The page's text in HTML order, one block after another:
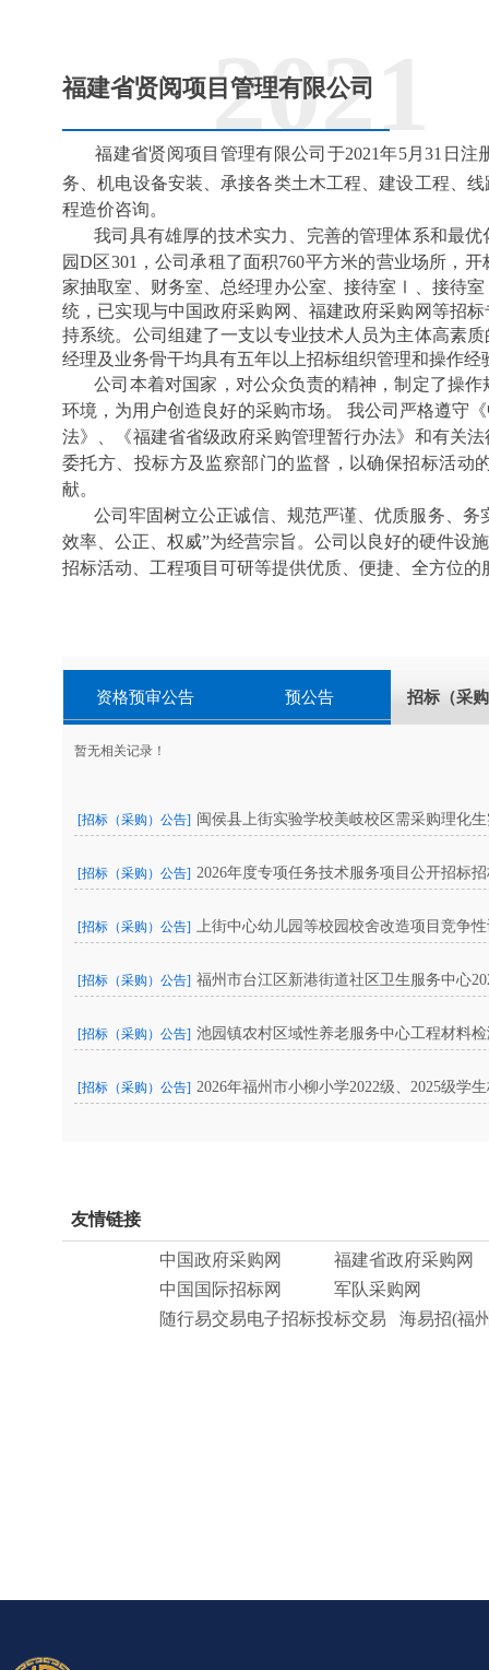
2021
福建省贤阅项目管理有限公司
福建省贤阅项目管理有限公司于2021年5月31日
务、机电设备安装、承接各类土木工程、建设工程、
程造价咨询。
我司具有雄厚的技术实力、完善的管理体系和最
园D区301，公司承租了面积760平方米的营业场所，
家抽取室、财务室、总经理办公室、接待室Ⅰ、接待
统，已实现与中国政府采购网、福建政府采购网等招
持系统。公司组建了一支以专业技术人员为主体高素
经理及业务骨干均具有五年以上招标组织管理和操作经
公司本着对国家，对公众负责的精神，制定了操
环境，为用户创造良好的采购市场。 我公司严格遵守
法》、《福建省省级政府采购管理暂行办法》和有关
委托方、投标方及监察部门的监督，以确保招标活动
献。
公司牢固树立公正诚信、规范严谨、优质服务、
效率、公正、权威”为经营宗旨。公司以良好的硬件设
招标活动、工程项目可研等提供优质、便捷、全方位的
资格预审公告 预公告 招标（采
暂无相关记录！
[招标（采购）公告] 闽侯县上街实验学校美岐校区需采购理化
[招标（采购）公告] 2026年度专项任务技术服务项目公开招标
[招标（采购）公告] 上街中心幼儿园等校园校舍改造项目竞争
[招标（采购）公告] 福州市台江区新港街道社区卫生服务中心
[招标（采购）公告] 池园镇农村区域性养老服务中心工程材料
[招标（采购）公告] 2026年福州市小柳小学2022级、2025级学
中国政府采购网
福建省政府采购网
中国国际招标网
军队采购网
随行易交易电子招标投标交易
海易招(福
友情链接